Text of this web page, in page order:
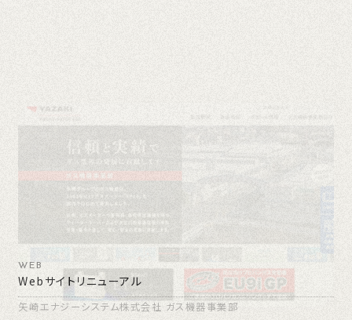
WEB
Webサイトリニューアル
矢崎エナジーシステム株式会社 ガス機器事業部